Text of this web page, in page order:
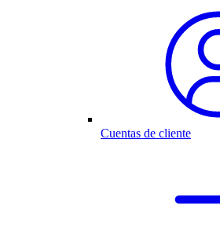
Cuentas de cliente